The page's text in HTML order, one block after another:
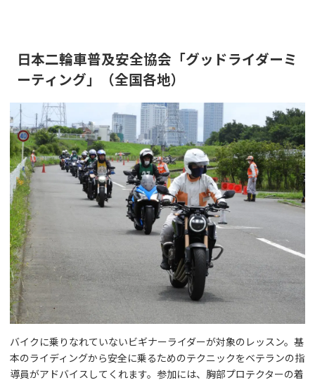
日本二輪車普及安全協会「グッドライダーミ
ーティング」（全国各地）
バイクに乗りなれていないビギナーライダーが対象のレッスン。基
本のライディングから安全に乗るためのテクニックをベテランの指
導員がアドバイスしてくれます。参加には、胸部プロテクターの着